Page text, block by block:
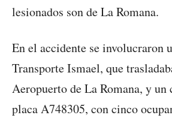
lesionados son de La Romana.
En el accidente se involucraron
Transporte Ismael, que
Aeropuerto de La Romana, y
placa A748305, con cinco